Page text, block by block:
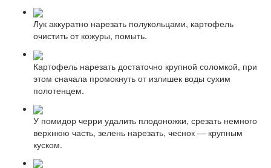
Лук аккуратно нарезать полукольцами, картофель
очистить от кожуры, помыть.
Картофель нарезать достаточно крупной соломкой, при
этом сначала промокнуть от излишек воды сухим
полотенцем.
У помидор черри удалить плодоножки, срезать немного
верхнюю часть, зелень нарезать, чеснок — крупным
куском.